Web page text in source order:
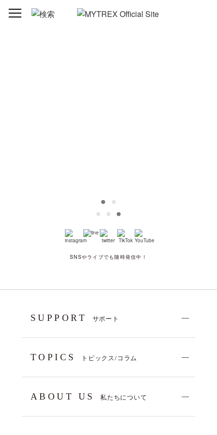
SNSやライブでも随時発信中！
SUPPORT サポート
TOPICS トピックス/コラム
ABOUT US 私たちについて